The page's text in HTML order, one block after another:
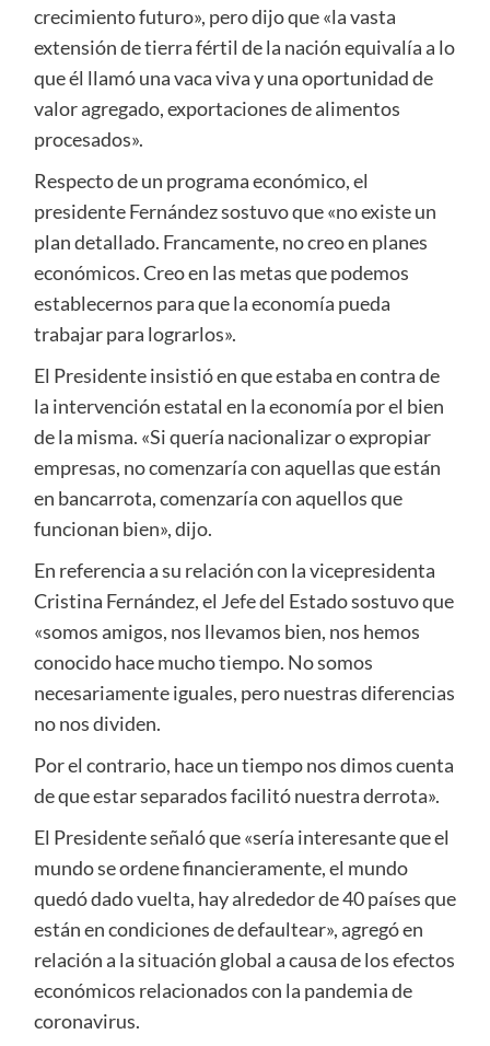
crecimiento futuro», pero dijo que «la vasta
extensión de tierra fértil de la nación equivalía a lo
que él llamó una vaca viva y una oportunidad de
valor agregado, exportaciones de alimentos
procesados».
Respecto de un programa económico, el
presidente Fernández sostuvo que «no existe un
plan detallado. Francamente, no creo en planes
económicos. Creo en las metas que podemos
establecernos para que la economía pueda
trabajar para lograrlos».
El Presidente insistió en que estaba en contra de
la intervención estatal en la economía por el bien
de la misma. «Si quería nacionalizar o expropiar
empresas, no comenzaría con aquellas que están
en bancarrota, comenzaría con aquellos que
funcionan bien», dijo.
En referencia a su relación con la vicepresidenta
Cristina Fernández, el Jefe del Estado sostuvo que
«somos amigos, nos llevamos bien, nos hemos
conocido hace mucho tiempo. No somos
necesariamente iguales, pero nuestras diferencias
no nos dividen.
Por el contrario, hace un tiempo nos dimos cuenta
de que estar separados facilitó nuestra derrota».
El Presidente señaló que «sería interesante que el
mundo se ordene financieramente, el mundo
quedó dado vuelta, hay alrededor de 40 países que
están en condiciones de defaultear», agregó en
relación a la situación global a causa de los efectos
económicos relacionados con la pandemia de
coronavirus.